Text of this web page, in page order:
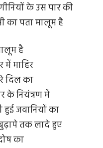
के उस पार की
का पता मालूम है
है
में माहिर
दिल का
के नियंत्रण में
हुई जवानियों का
तक लादे हुए
का